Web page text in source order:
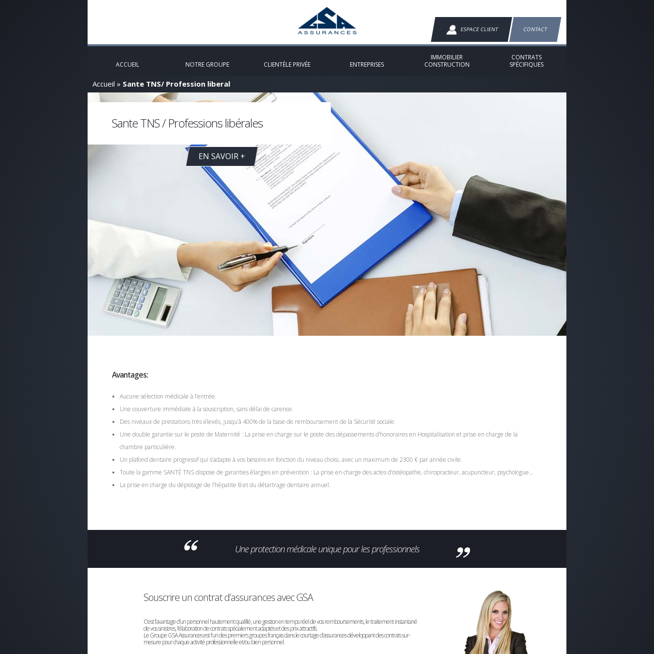
ESPACE CLIENT CONTACT
ACCUEIL NOTRE GROUPE CLIENTÈLE PRIVÉE ENTREPRISES
IMMOBILIER
CONSTRUCTION
CONTRATS
SPÉCIFIQUES
Accueil » Sante TNS/ Profession liberal
Sante TNS / Professions libérales
EN SAVOIR +
Avantages:
Aucune sélection médicale à l’entrée.
Une couverture immédiate à la souscription, sans délai de carence.
Des niveaux de prestations très élevés, jusqu’à 400% de la base de remboursement de la Sécurité sociale.
Une double garantie sur le poste de Maternité : La prise en charge sur le poste des dépassements d’honoraires en Hospitalisation et prise en charge de la
chambre particulière.
Un plafond dentaire progressif qui s’adapte à vos besoins en fonction du niveau choisi, avec un maximum de 2300 € par année civile.
Toute la gamme SANTÉ TNS dispose de garanties élargies en prévention : La prise en charge des actes d’ostéopathe, chiropracteur, acupuncteur, psychologue…
La prise en charge du dépistage de l’hépatite B et du détartrage dentaire annuel.
Une protection médicale unique pour les professionnels
Souscrire un contrat d’assurances avec GSA
C’est l’avantage d’un personnel hautement qualifié, une gestion en temps réel de vos remboursements, le traitement instantané
de vos sinistres, l’élaboration de contrats spécialement adaptés et des prix attractifs.
Le Groupe GSA Assurances est l’un des premiers groupes français dans le courtage d’assurances développant des contrats sur-
mesure pour chaque activité professionnelle et/ou bien personnel.